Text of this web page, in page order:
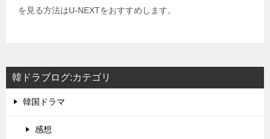
を見る方法はU-NEXTをおすすめします。
韓ドラブログ:カテゴリ
韓国ドラマ
感想